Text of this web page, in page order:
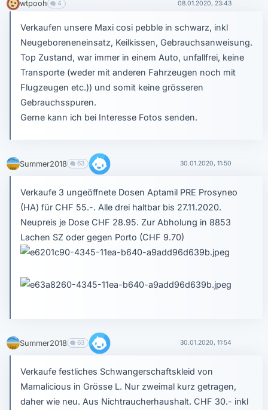
wtpooh 4 08.01.2020, 23:43
Verkaufen unsere Maxi cosi pebble in schwarz, inkl
Neugeboreneneinsatz, Keilkissen, Gebrauchsanweisung.
Top Zustand, war immer in einem Auto, unfallfrei, keine
Transporte (weder mit anderen Fahrzeugen noch mit
Flugzeugen etc.)) und somit keine grösseren
Gebrauchsspuren.
Gerne kann ich bei Interesse Fotos senden.
Summer2018 63 30.01.2020, 11:50
Verkaufe 3 ungeöffnete Dosen Aptamil PRE Prosyneo
(HA) für CHF 55.-. Alle drei haltbar bis 27.11.2020.
Neupreis je Dose CHF 28.95. Zur Abholung in 8853
Lachen SZ oder gegen Porto (CHF 9.70)
Summer2018 63 30.01.2020, 11:54
Verkaufe festliches Schwangerschaftskleid von
Mamalicious in Grösse L. Nur zweimal kurz getragen,
daher wie neu. Aus Nichtraucherhaushalt. CHF 30.- inkl